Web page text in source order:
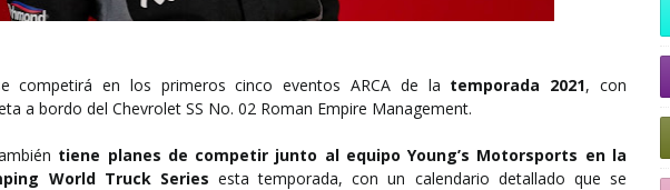
competirá en los primeros cinco eventos ARCA de la temporada 2021, con
a bordo del Chevrolet SS No. 02 Roman Empire Management.
tiene planes de competir junto al equipo Young’s Motorsports en la
World Truck Series esta temporada, con un calendario detallado que se